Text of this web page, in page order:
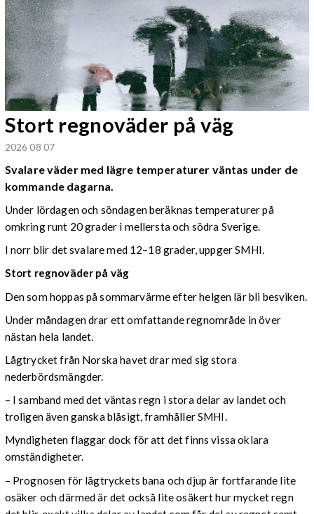
Stort regnoväder på väg
2026 08 07
Svalare väder med lägre temperaturer väntas under de
kommande dagarna.
Under lördagen och söndagen beräknas temperaturer på
omkring runt 20 grader i mellersta och södra Sverige.
I norr blir det svalare med 12–18 grader, uppger SMHI.
Stort regnoväder på väg
Den som hoppas på sommarvärme efter helgen lär bli besviken.
Under måndagen drar ett omfattande regnområde in över
nästan hela landet.
Lågtrycket från Norska havet drar med sig stora
nederbördsmängder.
– I samband med det väntas regn i stora delar av landet och
troligen även ganska blåsigt, framhåller SMHI.
Myndigheten flaggar dock för att det finns vissa oklara
omständigheter.
– Prognosen för lågtryckets bana och djup är fortfarande lite
osäker och därmed är det också lite osäkert hur mycket regn